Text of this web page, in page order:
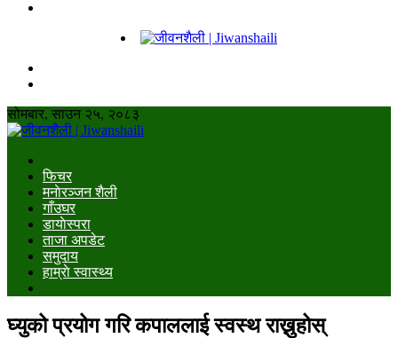
सोमबार, साउन २५, २०८३
फिचर
मनाेरञ्जन शैली
गाँउघर
डायाेस्परा
ताजा अपडेट
समुदाय
हाम्राे स्वास्थ्य
घ्युको प्रयोग गरि कपाललाई स्वस्थ राख्नुहोस्